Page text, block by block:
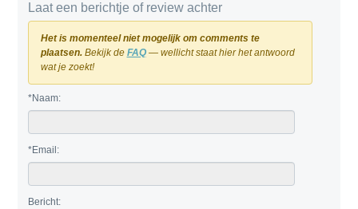
Laat een berichtje of review achter
Het is momenteel niet mogelijk om comments te
plaatsen.Bekijk de FAQ— wellicht staat hier het antwoord
wat je zoekt!
*Naam:
*Email:
Bericht: